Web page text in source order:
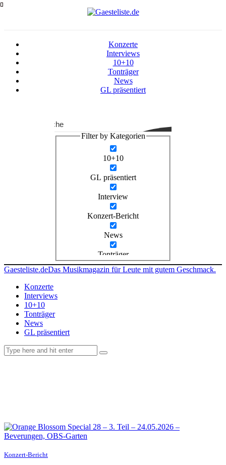
Konzerte
Interviews
10+10
Tonträger
News
GL präsentiert
Suche
Filter by Kategorien
10+10
GL präsentiert
Interview
Konzert-Bericht
News
Tonträger
Gaesteliste.deDas Musikmagazin für Leute mit gutem Geschmack.
Konzerte
Interviews
10+10
Tonträger
News
GL präsentiert
Konzert-Bericht